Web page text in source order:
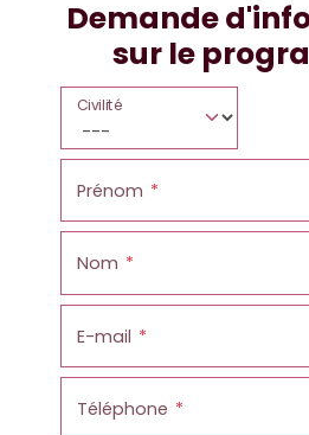
Demande
sur le
Civilité
Prénom
Nom
E-mail
Téléphone